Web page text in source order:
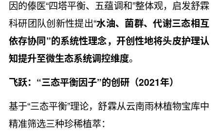
因的傣医“四塔平衡、五蕴调和”整体观，启发舒霖
科研团队创新性提出“水油、菌群、代谢三态相互
依存协同”的系统性理念，开创性地将头皮护理认
知提升至微生态系统调控维度。
飞跃：“三态平衡因子”的创研（2021年）
基于“三态平衡”理论，舒霖从云南雨林植物宝库中
精准筛选三种珍稀植萃：